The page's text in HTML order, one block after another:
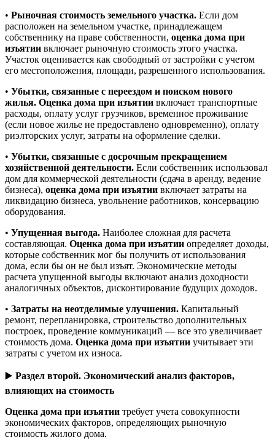
• Рыночная стоимость земельного участка. Если дом
расположен на земельном участке, принадлежащем
собственнику на праве собственности, оценка дома при
изъятии включает рыночную стоимость этого участка.
Участок оценивается как свободный от застройки с учетом
его местоположения, площади, разрешенного использования.
• Убытки, связанные с переездом и поиском нового
жилья. Оценка дома при изъятии включает транспортные
расходы, оплату услуг грузчиков, временное проживание
(если новое жилье не предоставлено одновременно), оплату
риэлторских услуг, затраты на оформление сделки.
• Убытки, связанные с досрочным прекращением
хозяйственной деятельности. Если собственник использовал
дом для коммерческой деятельности (сдача в аренду, ведение
бизнеса), оценка дома при изъятии включает затраты на
ликвидацию бизнеса, увольнение работников, консервацию
оборудования.
• Упущенная выгода. Наиболее сложная для расчета
составляющая. Оценка дома при изъятии определяет доходы,
которые собственник мог бы получить от использования
дома, если бы он не был изъят. Экономические методы
расчета упущенной выгоды включают анализ доходности
аналогичных объектов, дисконтирование будущих доходов.
• Затраты на неотделимые улучшения. Капитальный
ремонт, перепланировка, строительство дополнительных
построек, проведение коммуникаций — все это увеличивает
стоимость дома. Оценка дома при изъятии учитывает эти
затраты с учетом их износа.
▶️ Раздел второй. Экономический анализ факторов,
влияющих на стоимость
Оценка дома при изъятии требует учета совокупности
экономических факторов, определяющих рыночную
стоимость жилого дома.